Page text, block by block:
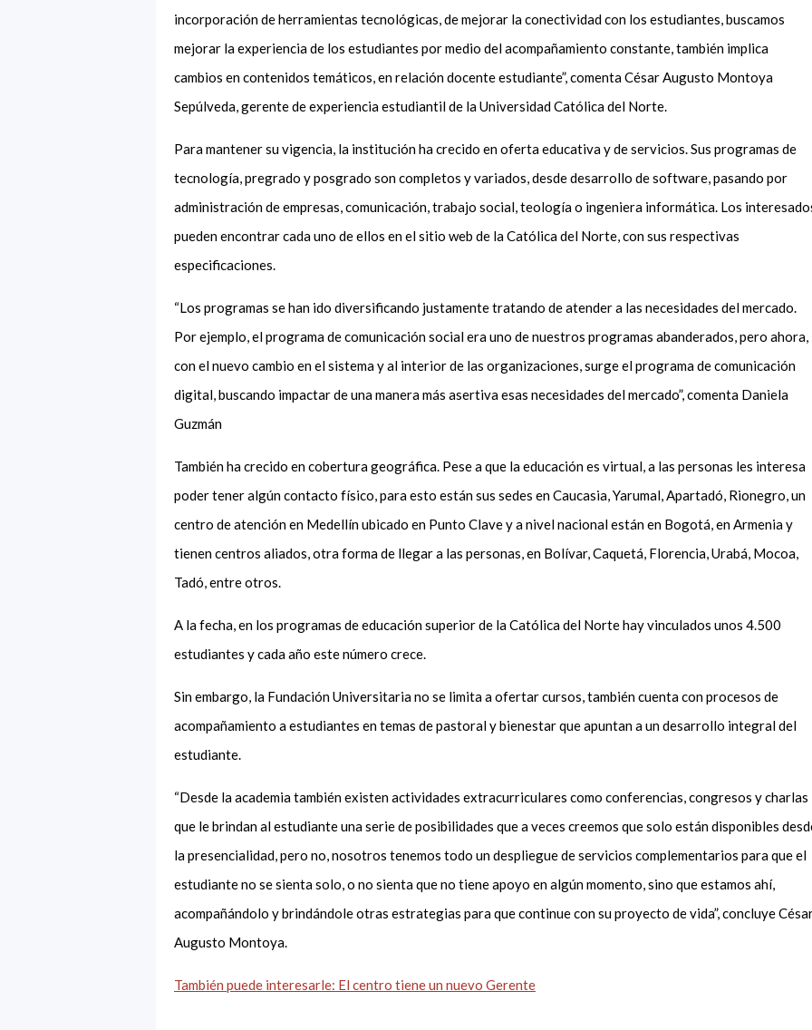
incorporación de herramientas tecnológicas, de mejorar la conectividad con los estudiantes, buscamos
mejorar la experiencia de los estudiantes por medio del acompañamiento constante, también implica
cambios en contenidos temáticos, en relación docente estudiante”, comenta César Augusto Montoya
Sepúlveda, gerente de experiencia estudiantil de la Universidad Católica del Norte.
Para mantener su vigencia, la institución ha crecido en oferta educativa y de servicios. Sus programas de
tecnología, pregrado y posgrado son completos y variados, desde desarrollo de software, pasando por
administración de empresas, comunicación, trabajo social, teología o ingeniera informática. Los
pueden encontrar cada uno de ellos en el sitio web de la Católica del Norte, con sus respectivas
especificaciones.
“Los programas se han ido diversificando justamente tratando de atender a las necesidades del mercado.
Por ejemplo, el programa de comunicación social era uno de nuestros programas abanderados, pero ahora,
con el nuevo cambio en el sistema y al interior de las organizaciones, surge el programa de comunicación
digital, buscando impactar de una manera más asertiva esas necesidades del mercado”, comenta Daniela
Guzmán
También ha crecido en cobertura geográfica. Pese a que la educación es virtual, a las personas les interesa
poder tener algún contacto físico, para esto están sus sedes en Caucasia, Yarumal, Apartadó, Rionegro, un
centro de atención en Medellín ubicado en Punto Clave y a nivel nacional están en Bogotá, en Armenia y
tienen centros aliados, otra forma de llegar a las personas, en Bolívar, Caquetá, Florencia, Urabá, Mocoa,
Tadó, entre otros.
A la fecha, en los programas de educación superior de la Católica del Norte hay vinculados unos 4.500
estudiantes y cada año este número crece.
Sin embargo, la Fundación Universitaria no se limita a ofertar cursos, también cuenta con procesos de
acompañamiento a estudiantes en temas de pastoral y bienestar que apuntan a un desarrollo integral del
estudiante.
“Desde la academia también existen actividades extracurriculares como conferencias, congresos y charlas
que le brindan al estudiante una serie de posibilidades que a veces creemos que solo están disponibles
la presencialidad, pero no, nosotros tenemos todo un despliegue de servicios complementarios para que el
estudiante no se sienta solo, o no sienta que no tiene apoyo en algún momento, sino que estamos ahí,
acompañándolo y brindándole otras estrategias para que continue con su proyecto de vida”, concluye
Augusto Montoya.
También puede interesarle: El centro tiene un nuevo Gerente